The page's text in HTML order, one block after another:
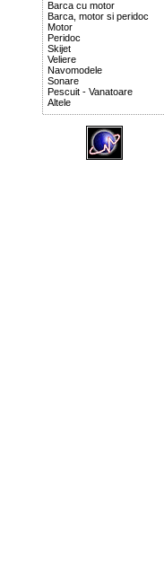
Barca cu motor
Barca, motor si peridoc
Motor
Peridoc
Skijet
Veliere
Navomodele
Sonare
Pescuit - Vanatoare
Altele